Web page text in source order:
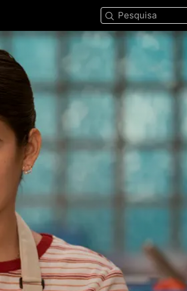
Pesquisa